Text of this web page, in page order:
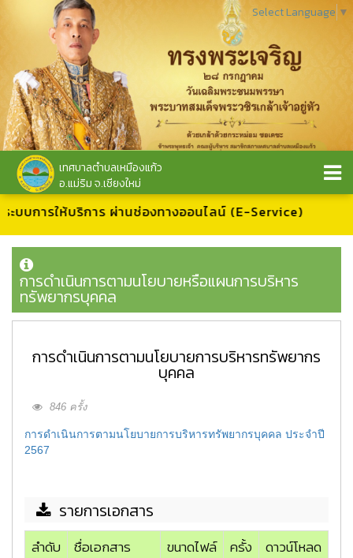
Select Language ▼
เทศบาลตำบลเหมืองแก้ว
อ.แม่ริม จ.เชียงใหม่
บการให้บริการ ผ่านช่องทางออนไลน์ (E-Service)
การดำเนินการตามนโยบายหรือแผนการบริหาร
ทรัพยากรบุคคล
การดำเนินการตามนโยบายการบริหารทรัพยากร
บุคคล
846 ครั้ง
การดำเนินการตามนโยบายการบริหารทรัพยากรบุคคล ประจำปี
2567
รายการเอกสาร
ลำดับ ชื่อเอกสาร ขนาดไฟล์ ครั้ง ดาวน์โหลด